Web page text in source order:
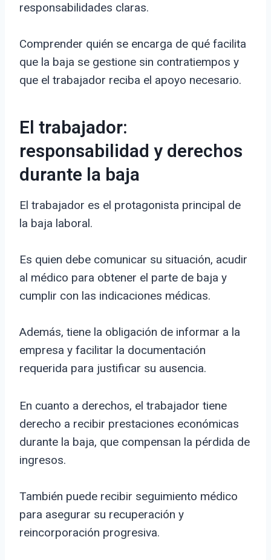
responsabilidades claras.
Comprender quién se encarga de qué facilita
que la baja se gestione sin contratiempos y
que el trabajador reciba el apoyo necesario.
El trabajador:
responsabilidad y derechos
durante la baja
El trabajador es el protagonista principal de
la baja laboral.
Es quien debe comunicar su situación, acudir
al médico para obtener el parte de baja y
cumplir con las indicaciones médicas.
Además, tiene la obligación de informar a la
empresa y facilitar la documentación
requerida para justificar su ausencia.
En cuanto a derechos, el trabajador tiene
derecho a recibir prestaciones económicas
durante la baja, que compensan la pérdida de
ingresos.
También puede recibir seguimiento médico
para asegurar su recuperación y
reincorporación progresiva.